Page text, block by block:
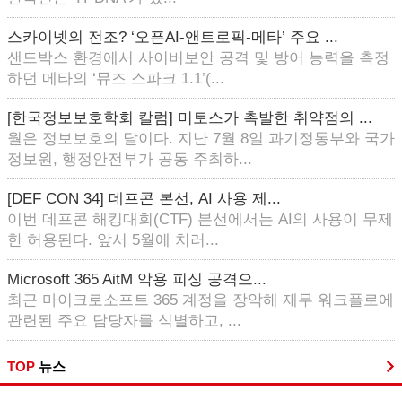
스카이넷의 전조? ‘오픈AI-앤트로픽-메타’ 주요 ...
샌드박스 환경에서 사이버보안 공격 및 방어 능력을 측정
하던 메타의 ‘뮤즈 스파크 1.1’(...
[한국정보보호학회 칼럼] 미토스가 촉발한 취약점의 ...
월은 정보보호의 달이다. 지난 7월 8일 과기정통부와 국가
정보원, 행정안전부가 공동 주최하...
[DEF CON 34] 데프콘 본선, AI 사용 제...
이번 데프콘 해킹대회(CTF) 본선에서는 AI의 사용이 무제
한 허용된다. 앞서 5월에 치러...
Microsoft 365 AitM 악용 피싱 공격으...
최근 마이크로소프트 365 계정을 장악해 재무 워크플로에
관련된 주요 담당자를 식별하고, ...
TOP 뉴스